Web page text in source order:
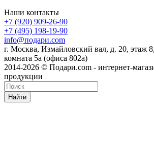
Наши контакты
+7 (920) 909-26-90
+7 (495) 198-19-90
info@подари.com
г. Москва, Измайловский вал, д. 20, этаж
комната 5а (офиса 802а)
2014-2026 © Подари.com - интернет-
продукции
Найти